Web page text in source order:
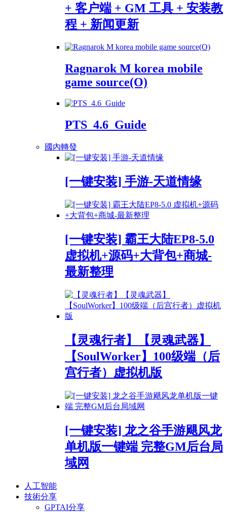
+ 客户端 + GM 工具 + 安装教
程 + 新闻更新
Ragnarok M korea mobile
game source(O)
PTS_4.6_Guide
國內轉發
[一键安装] 手游-天道情缘
[一键安装] 霸王大陆EP8-5.0
虚拟机+源码+大背包+商城-
最新整理
【灵魂行者】【灵魂武器】
【SoulWorker】100级端（后
宫行者）虚拟机版
[一键安装] 龙之谷手游飓风龙
单机版一键端 完整GM后台局
域网
人工智能
技術分享
GPTAI分享